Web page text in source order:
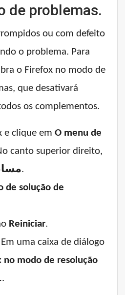
de problemas.
ou com defeito
o problema. Para
o Firefox no modo de
que desativará
os complementos.
e clique em O menu de
canto superior direito,
.
de solução de
Reiniciar.
Em uma caixa de diálogo
no modo de resolução
.